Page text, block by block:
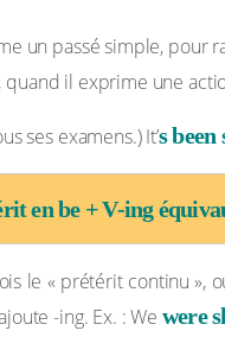
un passé simple, pour
il exprime une
ses examens.) It’s been
en be + V-ing
le « prétérit continu
-ing. Ex. : We were